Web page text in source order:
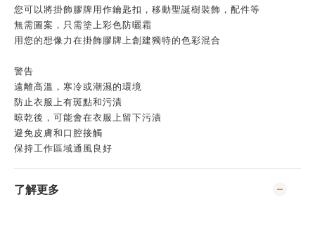
您可以將掛飾膠牌用作鑰匙扣，移動聖誕樹裝飾，配件等
無需圖案，只需塗上彩色防曬霜
用您的想像力在掛飾膠牌上創建獨特的色彩混合
警告
遠離高溫，寒冷或潮濕的環境
防止衣服上有斑點和污漬
晾乾後，可能會在衣服上留下污漬
避免皮膚和口腔接觸
保持工作區域通風良好
了解更多